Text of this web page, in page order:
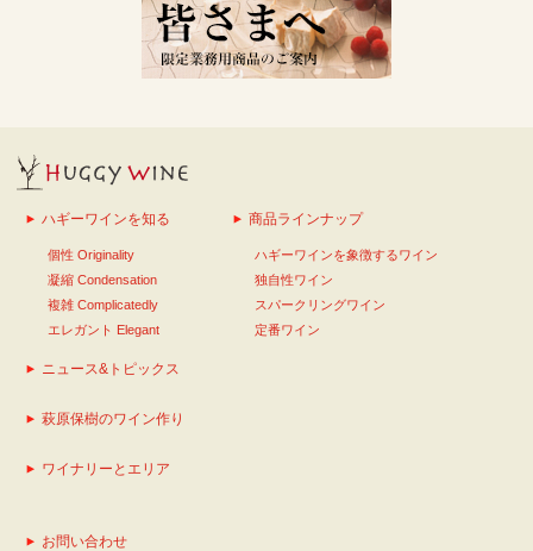
ハギーワインを知る
個性 Originality
凝縮 Condensation
複雑 Complicatedly
エレガント Elegant
商品ラインナップ
ハギーワインを象徴するワイン
独自性ワイン
スパークリングワイン
定番ワイン
ニュース&トピックス
萩原保樹のワイン作り
ワイナリーとエリア
お問い合わせ